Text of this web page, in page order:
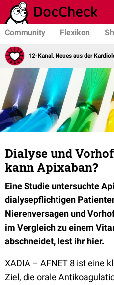
Community Flexikon
12-Kanal. Neues aus der
Dialyse und
kann Apixaban?
Eine Studie untersuchte
dialysepflichtigen
Nierenversagen und
im Vergleich zu einem
abschneidet, lest ihr hier.
XADIA – AFNET 8 ist eine
Ziel, die orale